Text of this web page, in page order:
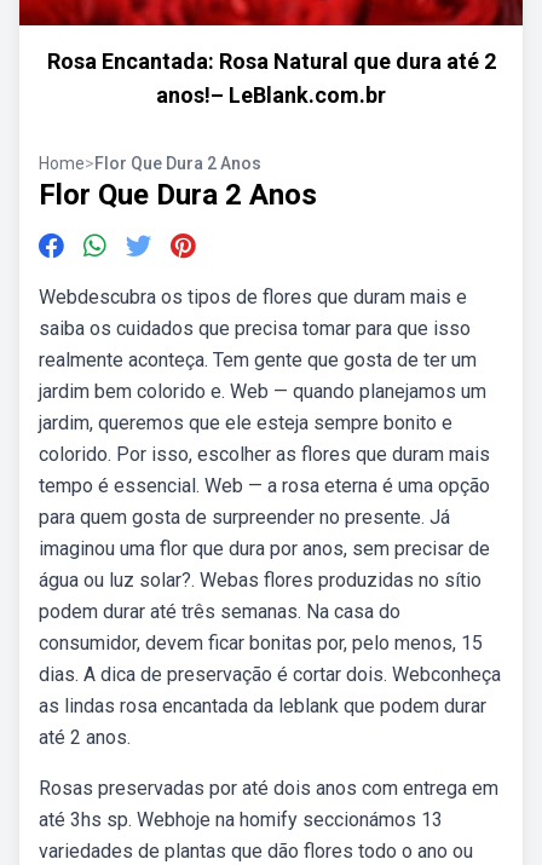
Rosa Encantada: Rosa Natural que dura até 2
anos!– LeBlank.com.br
Home>Flor Que Dura 2 Anos
Flor Que Dura 2 Anos
Webdescubra os tipos de flores que duram mais e
saiba os cuidados que precisa tomar para que isso
realmente aconteça. Tem gente que gosta de ter um
jardim bem colorido e. Web — quando planejamos um
jardim, queremos que ele esteja sempre bonito e
colorido. Por isso, escolher as flores que duram mais
tempo é essencial. Web — a rosa eterna é uma opção
para quem gosta de surpreender no presente. Já
imaginou uma flor que dura por anos, sem precisar de
água ou luz solar?. Webas flores produzidas no sítio
podem durar até três semanas. Na casa do
consumidor, devem ficar bonitas por, pelo menos, 15
dias. A dica de preservação é cortar dois. Webconheça
as lindas rosa encantada da leblank que podem durar
até 2 anos.
Rosas preservadas por até dois anos com entrega em
até 3hs sp. Webhoje na homify seccionámos 13
variedades de plantas que dão flores todo o ano ou